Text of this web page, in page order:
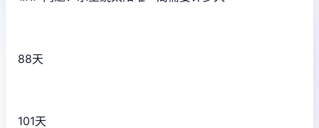
88天
101天